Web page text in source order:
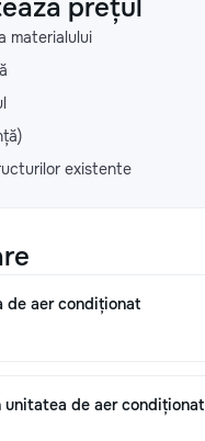
prețul
materialului
existente
de aer condiționat
unitatea de aer condiționat